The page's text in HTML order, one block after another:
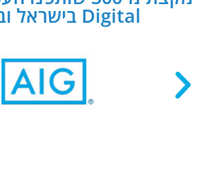
Digital בישראל ובעולם: